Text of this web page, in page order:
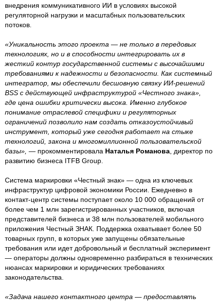
внедрения коммуникативного ИИ в условиях высокой
регуляторной нагрузки и масштабных пользовательских
потоков.
«Уникальность этого проекта — не только в передовых
технологиях, но и в способности интегрировать их в
жесткий контур государственной системы с высочайшими
требованиями к надежности и безопасности. Как системный
интегратор, мы обеспечили бесшовную связку ИИ-решений
BSS с действующей инфраструктурой «Честного знака»,
где цена ошибки критически высока. Именно глубокое
понимание отраслевой специфики и регуляторных
ограничений позволило нам создать отказоустойчивый
инструмент, который уже сегодня работает на стыке
технологий, закона и многомиллионной пользовательской
базы», — прокомментировала Наталья Романова , директор по
развитию бизнеса ITFB Group.
Система маркировки «Честный знак» — одна из ключевых
инфраструктур цифровой экономики России. Ежедневно в
контакт-центр системы поступает около 10 000 обращений от
более чем 1 млн зарегистрированных участников, включая
представителей бизнеса и 38 млн пользователей мобильного
приложения Честный ЗНАК. Поддержка охватывает более 50
товарных групп, в которых уже запущены обязательные
требования или идет добровольный и бесплатный эксперимент
— операторы должны одновременно разбираться в технических
нюансах маркировки и юридических требованиях
законодательства.
«Задача нашего контактного центра — предоставлять